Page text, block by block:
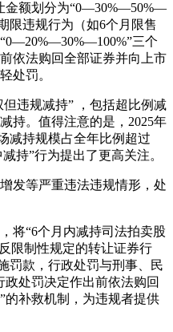
金额划分为“0—30%—50%—
限违规行为（如6个月限售
三个
依法购回全部证券并向上市
处罚。
违规减持” ，包括超比例减
持。值得注意的是，2025年
减持规模占全年比例超过
持”行为提出了更高关注。
发等严重违法违规情形，处
将“6个月内减持司法拍卖股
限制性规定的转让证券行
罚款，行政处罚与刑事、民
处罚决定作出前依法购回
的补救机制，为违规者提供